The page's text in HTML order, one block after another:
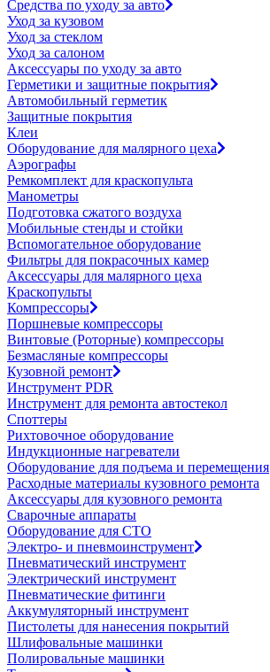
Средства по уходу за авто
Уход за кузовом
Уход за стеклом
Уход за салоном
Аксессуары по уходу за авто
Герметики и защитные покрытия
Автомобильный герметик
Защитные покрытия
Клеи
Оборудование для малярного цеха
Аэрографы
Ремкомплект для краскопульта
Манометры
Подготовка сжатого воздуха
Мобильные стенды и стойки
Вспомогательное оборудование
Фильтры для покрасочных камер
Аксессуары для малярного цеха
Краскопульты
Компрессоры
Поршневые компрессоры
Винтовые (Роторные) компрессоры
Безмасляные компрессоры
Кузовной ремонт
Инструмент PDR
Инструмент для ремонта автостекол
Споттеры
Рихтовочное оборудование
Индукционные нагреватели
Оборудование для подъема и перемещения
Расходные материалы кузовного ремонта
Аксессуары для кузовного ремонта
Сварочные аппараты
Оборудование для СТО
Электро- и пневмоинструмент
Пневматический инструмент
Электрический инструмент
Пневматические фитинги
Аккумуляторный инструмент
Пистолеты для нанесения покрытий
Шлифовальные машинки
Полировальные машинки